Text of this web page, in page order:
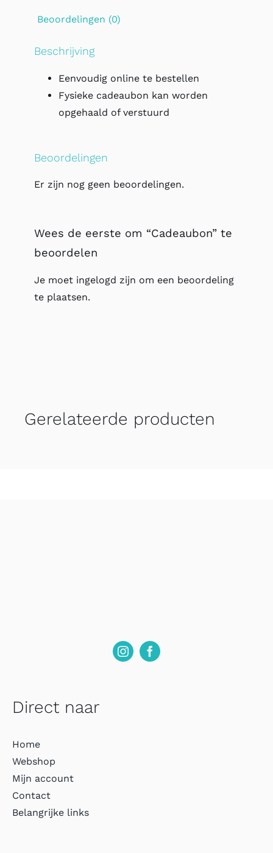
Beoordelingen (0)
Beschrijving
Eenvoudig online te bestellen
Fysieke cadeaubon kan worden
opgehaald of verstuurd
Beoordelingen
Er zijn nog geen beoordelingen.
Wees de eerste om “Cadeaubon” te
beoordelen
Je moet ingelogd zijn om een beoordeling
te plaatsen.
Gerelateerde producten
Direct naar
Home
Webshop
Mijn account
Contact
Belangrijke links